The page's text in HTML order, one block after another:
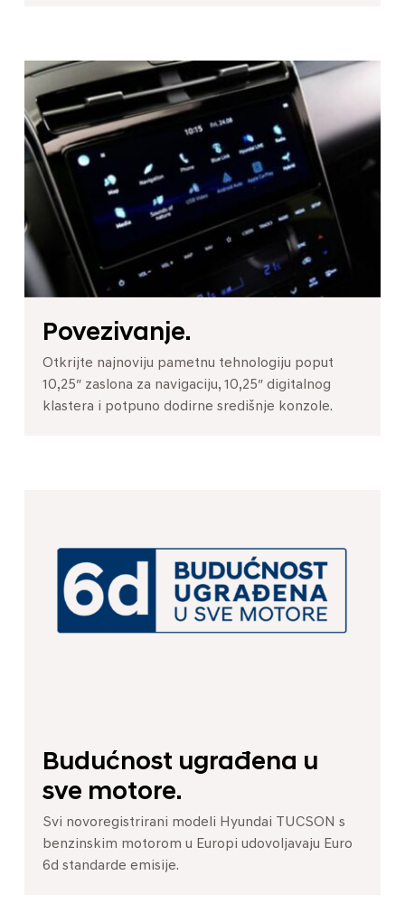
Povezivanje.
Otkrijte najnoviju pametnu tehnologiju poput
10,25″ zaslona za navigaciju, 10,25″ digitalnog
klastera i potpuno dodirne središnje konzole.
Budućnost ugrađena u
sve motore.
Svi novoregistrirani modeli Hyundai TUCSON s
benzinskim motorom u Europi udovoljavaju Euro
6d standarde emisije.